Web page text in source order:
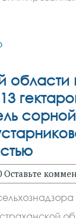
области
Оставьте